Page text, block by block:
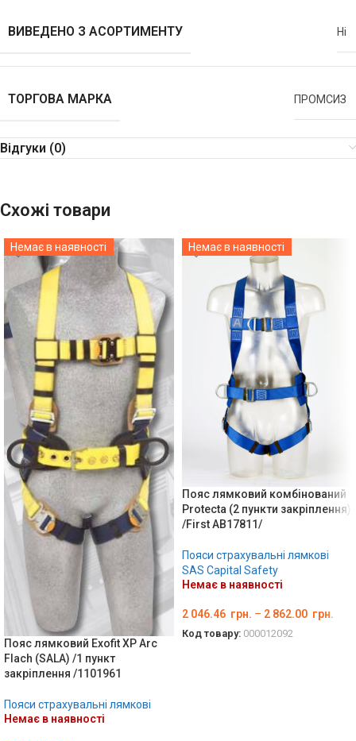
ВИВЕДЕНО З АСОРТИМЕНТУ Ні
ТОРГОВА МАРКА ПРОМСИЗ
Відгуки (0)
Схожі товари
Немає в наявності
Пояс лямковий Exofit XP Arc
Flach (SALA) /1 пункт
закріплення /1101961
Пояси страхувальні лямкові
Немає в наявності
Немає в наявності
Пояс лямковий комбінований
Protecta (2 пункти закріплення)
/First AB17811/
Пояси страхувальні лямкові
SAS Capital Safety
Немає в наявності
2 046.46 грн. – 2 862.00 грн.
Код товару: 000012092